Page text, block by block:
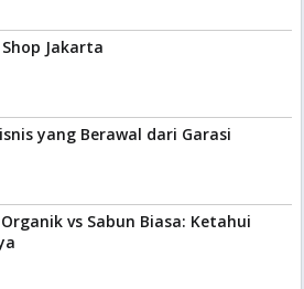
Jakarta
yang Berawal dari Garasi
vs Sabun Biasa: Ketahui